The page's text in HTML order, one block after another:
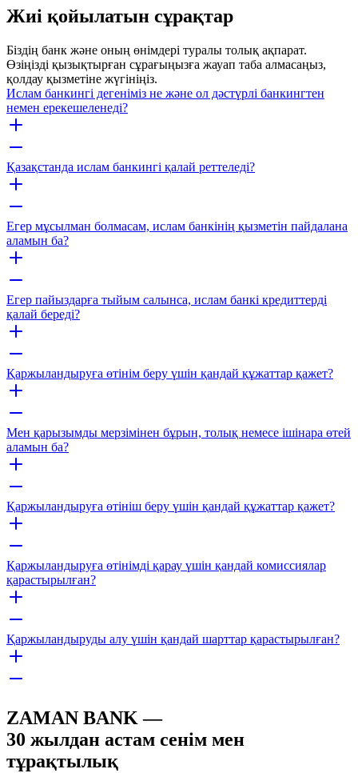
Жиі қойылатын сұрақтар
Біздің банк және оның өнімдері туралы толық ақпарат.
Өзіңізді қызықтырған сұрағыңызға жауап таба алмасаңыз,
қолдау қызметіне жүгініңіз.
Ислам банкингі дегеніміз не және ол дәстүрлі банкингтен
немен ерекешеленеді?
Қазақстанда ислам банкингі қалай реттеледі?
Егер мұсылман болмасам, ислам банкінің қызметін пайдалана
аламын ба?
Егер пайыздарға тыйым салынса, ислам банкі кредиттерді
қалай береді?
Қаржыландыруға өтінім беру үшін қандай құжаттар қажет?
Мен қарызымды мерзімінен бұрын, толық немесе ішінара өтей
аламын ба?
Қаржыландыруға өтініш беру үшін қандай құжаттар қажет?
Қаржыландыруға өтінімді қарау үшін қандай комиссиялар
қарастырылған?
Қаржыландыруды алу үшін қандай шарттар қарастырылған?
ZAMAN BANK —
30 жылдан астам сенім мен
тұрақтылық